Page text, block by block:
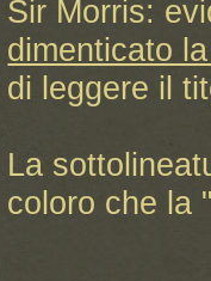
Sir Morris:
dimenticato
di leggere il
La
coloro che la